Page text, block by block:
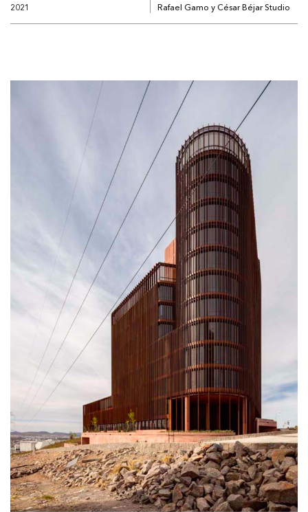
2021 Rafael Gamo y César Béjar Studio